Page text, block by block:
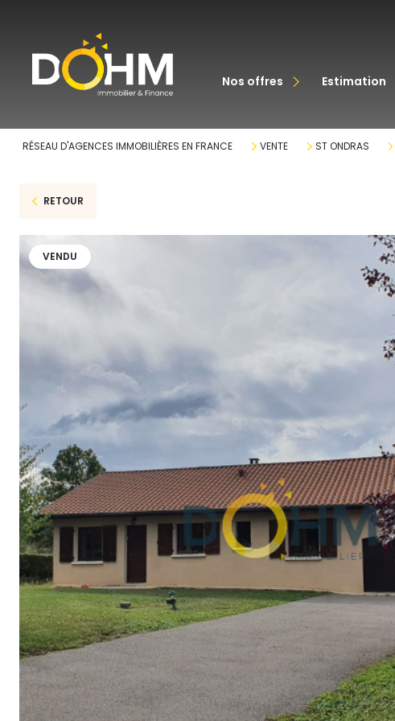
nos offres
acheter estimation
RÉSEAU D'AGENCES IMMOBILIÈRES EN FRANCE VENTE ST ONDRAS
RETOUR
VENDU